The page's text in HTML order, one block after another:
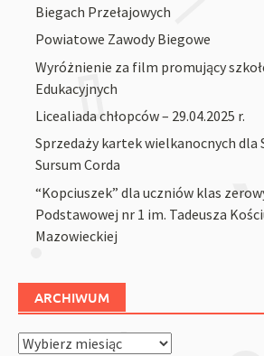
Biegach Przełajowych
Powiatowe Zawody Biegowe
Wyróżnienie za film promujący
Edukacyjnych
Licealiada chłopców – 29.04.2025 r.
Sprzedaży kartek wielkanocnych dla
Sursum Corda
“Kopciuszek” dla uczniów klas
Podstawowej nr 1 im. Tadeusza
Mazowieckiej
ARCHIWUM
Archiwum